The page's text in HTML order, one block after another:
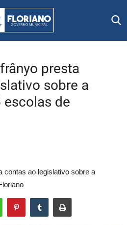
presta
sobre a
escolas de
contas ao legislativo sobre a